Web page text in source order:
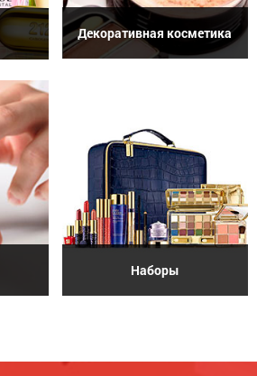
Декоративная косметика
Наборы